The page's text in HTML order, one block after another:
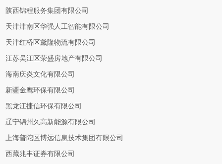
陕西锦程服务集团有限公司
天津津南区华强人工智能有限公司
天津红桥区黛隆物流有限公司
江苏吴江区荣盛房地产有限公司
海南庆炎文化有限公司
新疆金鹰环保有限公司
黑龙江捷信环保有限公司
辽宁锦州久高新能源有限公司
上海普陀区博远信息技术集团有限公司
西藏兆丰证券有限公司